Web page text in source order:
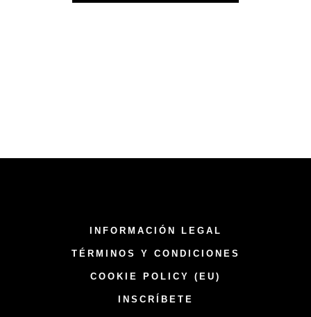
INFORMACIÓN LEGAL
TÉRMINOS Y CONDICIONES
COOKIE POLICY (EU)
INSCRÍBETE​